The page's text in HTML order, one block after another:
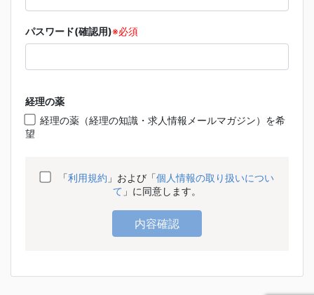
パスワード(確認用)※必須
経理の薬
経理の薬（経理の知識・求人情報メールマガジン）を希
望
「利用規約 」および「個人情報の取り扱いについ
て 」に同意します。